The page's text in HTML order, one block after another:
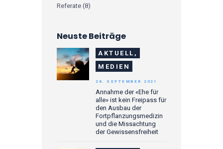
Referate (8)
Neuste Beiträge
AKTUELL,
MEDIEN
Annahme der «Ehe für
alle» ist kein Freipass für
den Ausbau der
Fortpflanzungsmedizin
und die Missachtung
der Gewissensfreiheit
26. SEPTEMBER 2021